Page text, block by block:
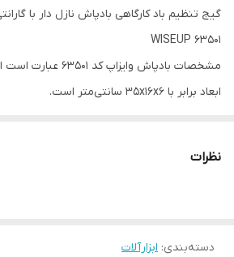
گیج تنظیم باد کارگاهی بادپاش نازل دار با
WISEUP 63501
مشخصات بادپاش وایزاپ کد 63501 عبارت است از:
ابعاد برابر با 35x16x6 سانتی‌متر است.
کیفیت عالی
نظرات
دسته‌بندی: ابزارآلات